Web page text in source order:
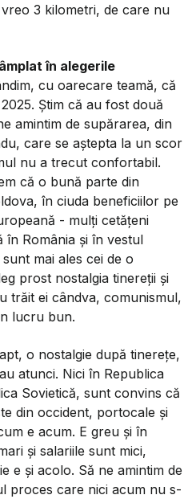
3 kilometri, de care nu
în alegerile
cu oarecare teamă, că
Știm că au fost două
amintim de supărarea, din
care se aștepta la un scor
nu a trecut confortabil.
că o bună parte din
în ciuda beneficiilor pe
- mulți cetățeni
în România și în vestul
mai ales cei de o
prost nostalgia tinereții și
trăit ei cândva, comunismul,
lucru bun.
o nostalgie după tinerețe,
atunci. Nici în Republica
Sovietică, sunt convins că
din occident, portocale și
e acum. E greu și în
și salariile sunt mici,
e și acolo. Să ne amintim de
proces care nici acum nu s-